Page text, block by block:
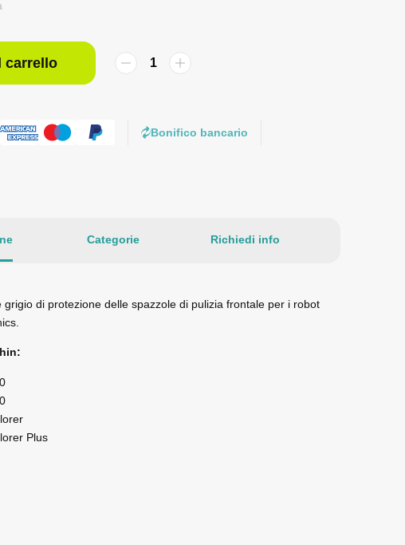
carrello
Bonifico bancario
Categorie Richiedi info
grigio di protezione delle spazzole di pulizia frontale per i robot
Plus